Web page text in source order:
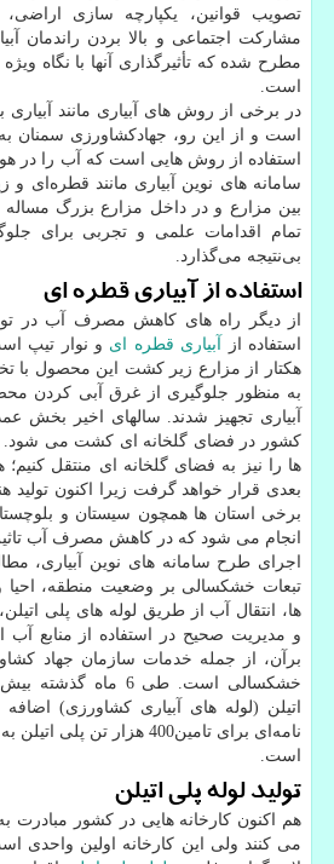
تصویب قوانین، یکپارچه سازی اراضی،
مشارکت اجتماعی و بالا بردن راندمان
مطرح شده که تأثیرگذاری آنها با نگاه
است.
در برخی از روش های آبیاری مانند آبیاری
است و از این رو، جهادکشاورزی سمنان
استفاده از روش هایی است که آب را در
سامانه های نوین آبیاری مانند قطره‌ای
بین مزارع و در داخل مزارع بزرگ
تمام اقدامات علمی و تجربی برای
بی‌نتیجه می‌گذارد.
استفاده از آبیاری قطره ای
از دیگر راه های کاهش مصرف آب در
استفاده از
آبیاری قطره ای
هکتار از مزارع زیر کشت این محصول با
به منظور جلوگیری از غرق آبی کردن
آبیاری تجهیز شدند. سالهای اخیر بخش
کشور در فضای گلخانه ای کشت می شود.
ها را نیز به فضای گلخانه ای منتقل کنیم؛
بعدی قرار خواهد گرفت زیرا اکنون تولید
برخی استان ها همچون سیستان و
انجام می شود که در کاهش مصرف آب
اجرای طرح سامانه های نوین آبیاری،
تبعات خشکسالی بر وضعیت منطقه،
ها، انتقال آب از طریق لوله های پلی
و مدیریت صحیح در استفاده از منابع
برآن، از جمله خدمات سازمان جهاد
اتیلن (لوله های آبیاری کشاورزی)
نامه‌ای برای تامین400 هزار
است.
تولید لوله پلی اتیلن
هم اکنون کارخانه هایی در کشور مبادرت
می کنند ولی این کارخانه اولین واحدی